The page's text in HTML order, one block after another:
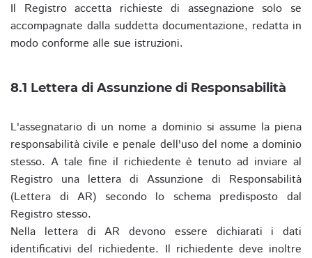
Il Registro accetta richieste di assegnazione solo se
accompagnate dalla suddetta documentazione, redatta in
modo conforme alle sue istruzioni.
8.1 Lettera di Assunzione di Responsabilità
L'assegnatario di un nome a dominio si assume la piena
responsabilità civile e penale dell'uso del nome a dominio
stesso. A tale fine il richiedente è tenuto ad inviare al
Registro una lettera di Assunzione di Responsabilità
(Lettera di AR) secondo lo schema predisposto dal
Registro stesso.
Nella lettera di AR devono essere dichiarati i dati
identificativi del richiedente. Il richiedente deve inoltre